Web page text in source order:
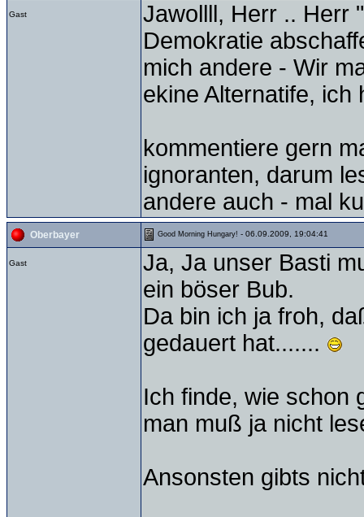
Gast
Jawollll, Herr .. Herr
Demokratie
mich andere - Wir
ekine Alternatife, ich
kommentiere gern
ignoranten, darum
andere auch - mal
Oberbayer Good Morning Hungary! - 06.09.2009, 19:04:41
Gast
Ja, Ja unser Basti
ein böser Bub.
Da bin ich ja froh,
gedauert hat.......
Ich finde, wie schon
man muß ja nicht
Ansonsten gibts